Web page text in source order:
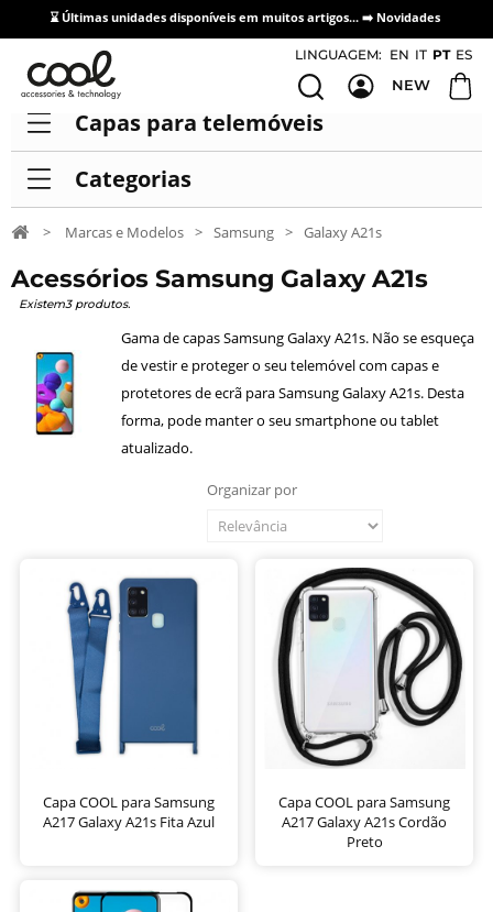
⌛ Últimas unidades disponíveis em muitos artigos... ➡️ Novidades
Acesso / Cadastro de Distribuidores
LINGUAGEM: EN IT PT ES
NEW
Capas para telemóveis
Categorias
> Marcas e Modelos > Samsung > Galaxy A21s
Acessórios Samsung Galaxy A21s
Existem3 produtos.
Gama de capas Samsung Galaxy A21s. Não se esqueça
de vestir e proteger o seu telemóvel com capas e
protetores de ecrã para Samsung Galaxy A21s. Desta
forma, pode manter o seu smartphone ou tablet
atualizado.
Organizar por
Capa COOL para Samsung
A217 Galaxy A21s Fita Azul
Capa COOL para Samsung
A217 Galaxy A21s Cordão
Preto